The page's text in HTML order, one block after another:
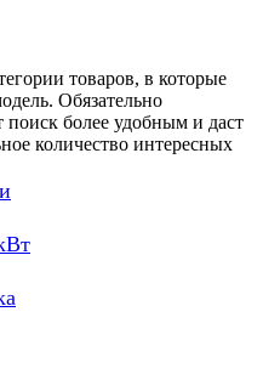
товаров, в которые
Обязательно
поиск более удобным и даст
количество интересных